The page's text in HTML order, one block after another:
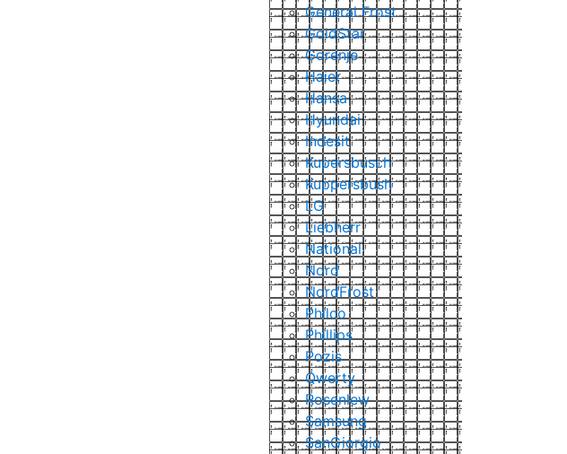
General Frost
GoldStar
Gorenje
Haier
Hansa
Hyundai
Indesit
Kupersbusch
Kuppersbush
LG
Liebherr
National
Nord
NordFrost
Philco
Phillips
Pozis
Qwerty
Rosenlew
Samsung
SanGiorgio